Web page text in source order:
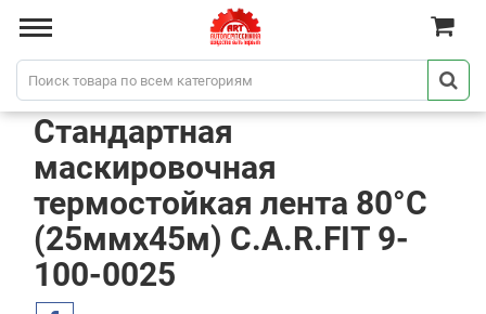
Стандартная
маскировочная
термостойкая лента 80°С
(25ммх45м) C.A.R.FIT 9-
100-0025